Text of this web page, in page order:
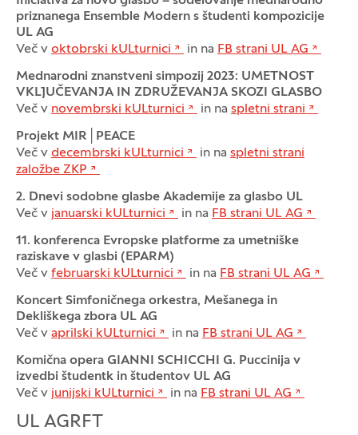
priznanega Ensemble Modern s študenti kompozicije
UL AG
Več v oktobrski kULturnici in na FB strani UL AG
Mednarodni znanstveni simpozij 2023: UMETNOST
VKLJUČEVANJA IN ZDRUŽEVANJA SKOZI GLASBO
Več v novembrski kULturnici in na spletni strani
Projekt MIR│PEACE
Več v decembrski kULturnici in na spletni strani
založbe ZKP
2. Dnevi sodobne glasbe Akademije za glasbo UL
Več v januarski kULturnici in na FB strani UL AG
11. konferenca Evropske platforme za umetniške
raziskave v glasbi (EPARM)
Več v februarski kULturnici in na FB strani UL AG
Koncert Simfoničnega orkestra, Mešanega in
Dekliškega zbora UL AG
Več v aprilski kULturnici in na FB strani UL AG
Komična opera GIANNI SCHICCHI G. Puccinija v
izvedbi študentk in študentov UL AG
Več v junijski kULturnici in na FB strani UL AG
UL AGRFT